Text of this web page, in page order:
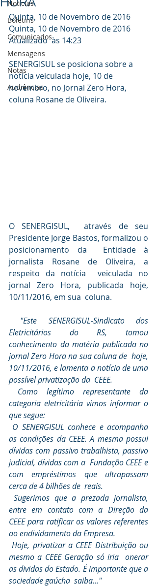
Notícias
Boletins
Comunicados
Mensagens
Notas
Audiências
Quinta, 10 de Novembro de 2016
Quinta, 10 de Novembro de 2016
Atualizado  às 14:23
SENERGISUL se posiciona sobre a
notícia veiculada hoje, 10 de
novembro, no Jornal Zero Hora,
coluna Rosane de Oliveira.
O SENERGISUL,  através de seu
Presidente Jorge Bastos, formalizou o
posicionamento da  Entidade à
jornalista Rosane de Oliveira, a
respeito da notícia  veiculada no
jornal Zero Hora, publicada hoje,
10/11/2016, em sua  coluna.
"Este SENERGISUL-Sindicato dos
Eletricitários do RS, tomou
conhecimento da matéria publicada no
jornal Zero Hora na sua coluna de  hoje,
10/11/2016, e lamenta a notícia de uma
possível privatização da  CEEE.
categoria eletricitária vimos informar o
que segue:
as condições da CEEE. A mesma possui
dívidas com passivo trabalhista, passivo
judicial, dívidas com a  Fundação CEEE e
com empréstimos que ultrapassam
cerca de 4 bilhões de  reais.
entre em contato com a Direção da
CEEE para ratificar os valores referentes
ao endividamento da Empresa.
Hoje, privatizar a CEEE Distribuição ou
mesmo a CEEE Geração só iria  onerar
as dividas do Estado. É importante que a
sociedade gaúcha  saiba..."